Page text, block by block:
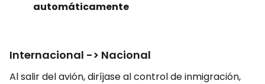
automáticamente
Internacional -> Nacional
Al salir del avión, diríjase al control de inmigración,